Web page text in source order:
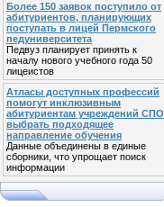
Более 150 заявок поступило от
абитуриентов, планирующих
поступать в лицей Пермского
педуниверситета
Педвуз планирует принять к
началу нового учебного года 50
лицеистов
Атласы доступных профессий
помогут инклюзивным
абитуриентам учреждений СПО
выбрать подходящее
направление обучения
Данные объединены в единые
сборники, что упрощает поиск
информации